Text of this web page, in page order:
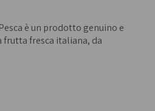
-
è un prodotto genuino e
fresca italiana, da